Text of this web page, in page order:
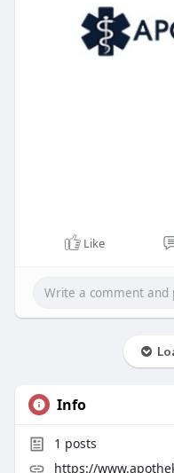
Like
Info
1 posts
https://